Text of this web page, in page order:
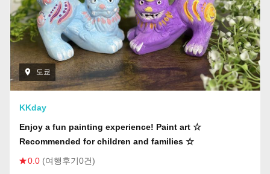
도쿄
KKday
Enjoy a fun painting experience! Paint art ☆
Recommended for children and families ☆
0.0 (여행후기0건)